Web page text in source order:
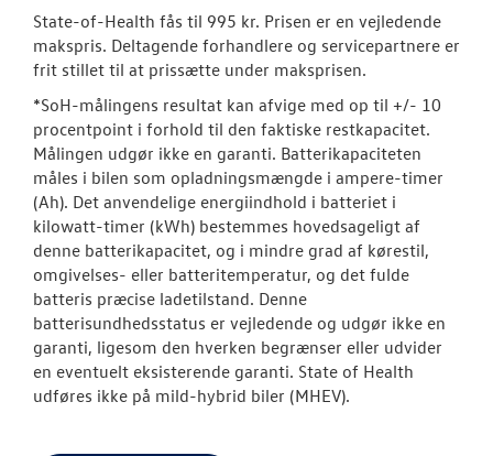
State-of-Health fås til 995 kr. Prisen er en vejledende
makspris. Deltagende forhandlere og servicepartnere er
frit stillet til at prissætte under maksprisen.
*SoH-målingens resultat kan afvige med op til +/- 10
procentpoint i forhold til den faktiske restkapacitet.
Målingen udgør ikke en garanti. Batterikapaciteten
måles i bilen som opladningsmængde i ampere-timer
(Ah). Det anvendelige energiindhold i batteriet i
kilowatt-timer (kWh) bestemmes hovedsageligt af
denne batterikapacitet, og i mindre grad af kørestil,
omgivelses- eller batteritemperatur, og det fulde
batteris præcise ladetilstand. Denne
batterisundhedsstatus er vejledende og udgør ikke en
garanti, ligesom den hverken begrænser eller udvider
en eventuelt eksisterende garanti. State of Health
udføres ikke på mild-hybrid biler (MHEV).